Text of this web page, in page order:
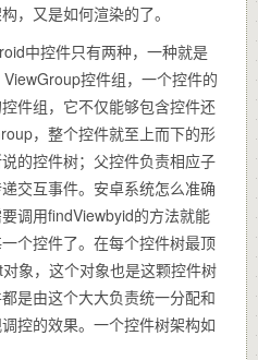
，又是如何渲染的了。
中控件只有两种，一种就是
控件组，一个控件的
件组，它不仅能够包含控件还
，整个控件就至上而下的形
的控件树；父控件负责相应子
交互事件。安卓系统怎么准确
调用findViewbyid的方法就能
个控件了。在每个控件树最顶
象，这个对象也是这颗控件树
是由这个大大负责统一分配和
控的效果。一个控件树架构如